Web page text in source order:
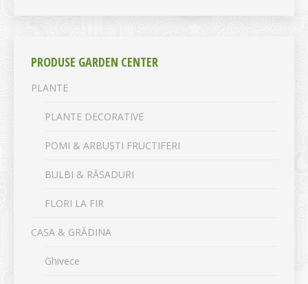
PRODUSE GARDEN CENTER
PLANTE
PLANTE DECORATIVE
POMI & ARBUȘTI FRUCTIFERI
BULBI & RĂSADURI
FLORI LA FIR
CASA & GRĂDINA
Ghivece